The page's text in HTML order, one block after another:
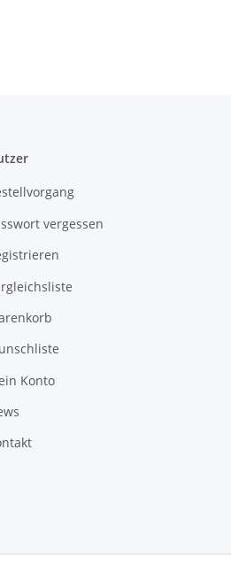
vergessen
Konto